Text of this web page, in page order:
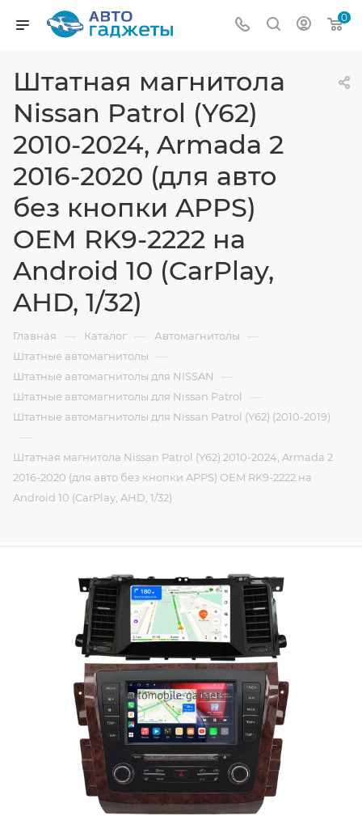
0
Штатная магнитола
Nissan Patrol (Y62)
2010-2024, Armada 2
2016-2020 (для авто
без кнопки APPS)
OEM RK9-2222 на
Android 10 (CarPlay,
AHD, 1/32)
Главная — Каталог — Автомагнитолы —
Штатные автомагнитолы —
Штатные автомагнитолы для NISSAN —
Штатные автомагнитолы для Nissan Patrol —
Штатные автомагнитолы для Nissan Patrol (Y62) (2010-2019)
—
Штатная магнитола Nissan Patrol (Y62) 2010-2024, Armada 2
2016-2020 (для авто без кнопки APPS) OEM RK9-2222 на
Android 10 (CarPlay, AHD, 1/32)